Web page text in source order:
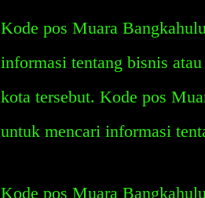
Kode pos Muara
informasi tentang bisnis
kota tersebut. Kode pos
untuk mencari informasi
Kode pos Muara